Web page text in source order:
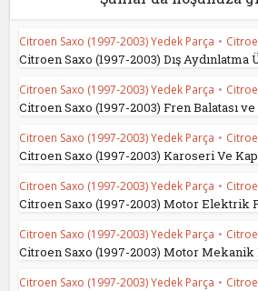
Citroen Saxo (1997-2003) Yedek Parça •
Citroen Saxo (1997-2003) Dış Aydınlatma
Citroen Saxo (1997-2003) Yedek Parça •
Citroen Saxo (1997-2003) Fren Balatası
Citroen Saxo (1997-2003) Yedek Parça •
Citroen Saxo (1997-2003) Karoseri Ve
Citroen Saxo (1997-2003) Yedek Parça •
Citroen Saxo (1997-2003) Motor Elektrik
Citroen Saxo (1997-2003) Yedek Parça •
Citroen Saxo (1997-2003) Motor Mekanik
Citroen Saxo (1997-2003) Yedek Parça •